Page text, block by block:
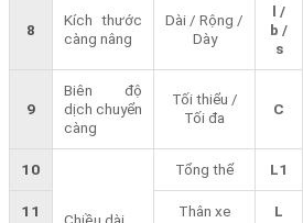
8
Kích thước
càng nâng
Dài / Rộng /
Dày
l /
b /
s
9
Biên độ
dịch chuyển
càng
Tối thiểu /
Tối đa
C
10
Chiều dài
Tổng thể L1
11 Thân xe L